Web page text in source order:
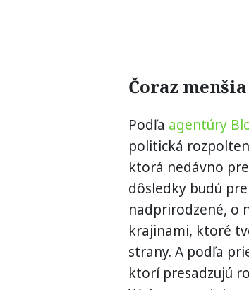
Čoraz
Podľa agentúry
politická
ktorá nedávno
dôsledky budú
nadprirodzené, o
krajinami, ktoré
strany. A podľa
ktorí presadzujú